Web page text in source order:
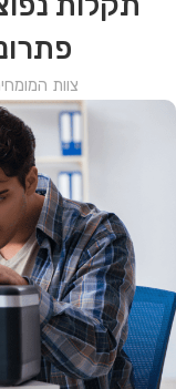
צוות